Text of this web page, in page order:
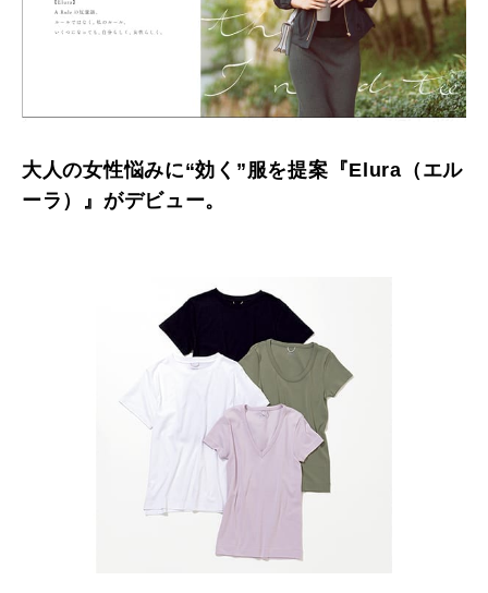
大人の女性悩みに“効く”服を提案『Elura（エル
ーラ）』がデビュー。